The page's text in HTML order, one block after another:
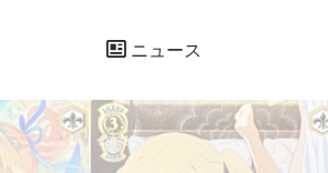
ニュース